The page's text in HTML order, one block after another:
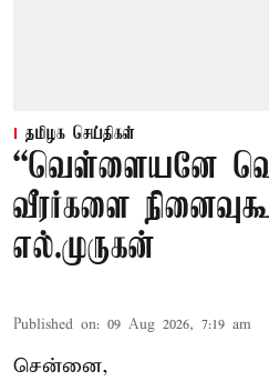
தமிழக செய்திகள்
“வெள்ளையனே
வீரர்களை
எல்.முருகன்
Published on: 09 Aug 2026, 7:19 am
சென்னை,